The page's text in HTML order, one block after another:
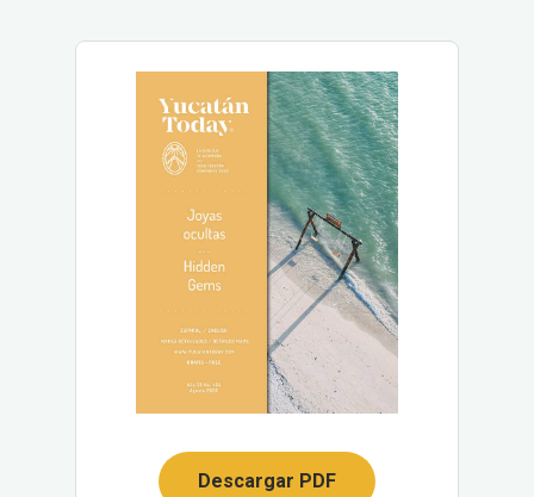
Descargar PDF